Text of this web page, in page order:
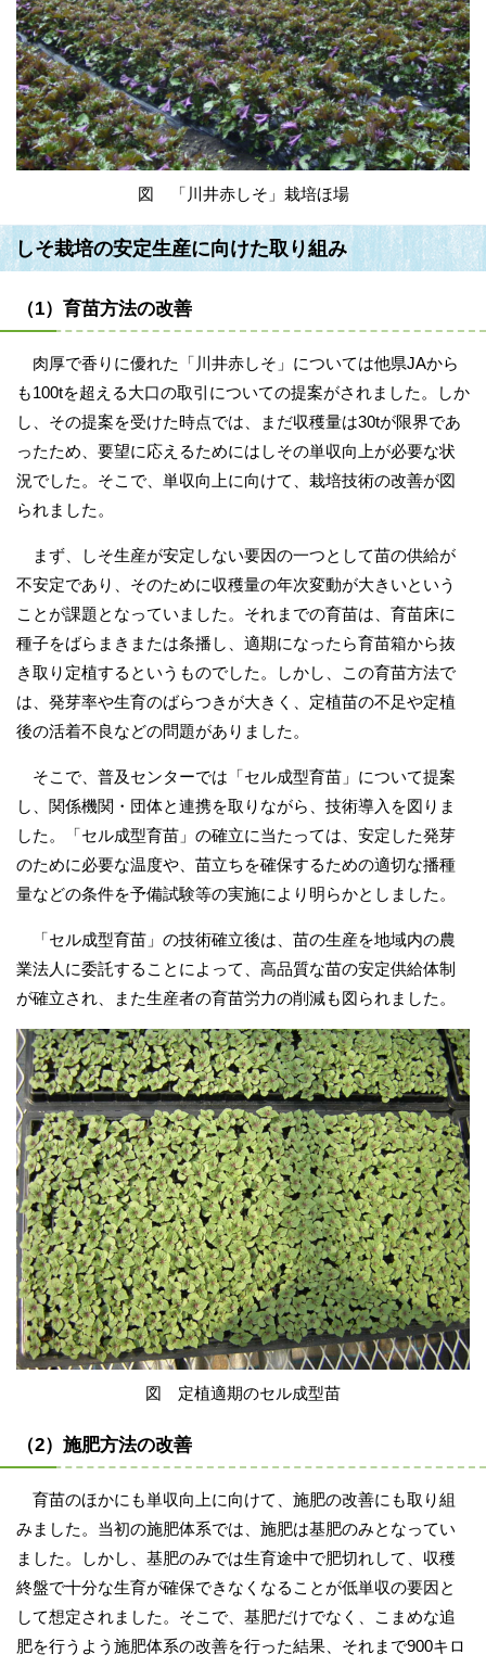
図 「川井赤しそ」栽培ほ場
しそ栽培の安定生産に向けた取り組み
（1）育苗方法の改善
肉厚で香りに優れた「川井赤しそ」については他県JAから
も100tを超える大口の取引についての提案がされました。しか
し、その提案を受けた時点では、まだ収穫量は30tが限界であ
ったため、要望に応えるためにはしその単収向上が必要な状
況でした。そこで、単収向上に向けて、栽培技術の改善が図
られました。
まず、しそ生産が安定しない要因の一つとして苗の供給が
不安定であり、そのために収穫量の年次変動が大きいという
ことが課題となっていました。それまでの育苗は、育苗床に
種子をばらまきまたは条播し、適期になったら育苗箱から抜
き取り定植するというものでした。しかし、この育苗方法で
は、発芽率や生育のばらつきが大きく、定植苗の不足や定植
後の活着不良などの問題がありました。
そこで、普及センターでは「セル成型育苗」について提案
し、関係機関・団体と連携を取りながら、技術導入を図りま
した。「セル成型育苗」の確立に当たっては、安定した発芽
のために必要な温度や、苗立ちを確保するための適切な播種
量などの条件を予備試験等の実施により明らかとしました。
「セル成型育苗」の技術確立後は、苗の生産を地域内の農
業法人に委託することによって、高品質な苗の安定供給体制
が確立され、また生産者の育苗労力の削減も図られました。
図 定植適期のセル成型苗
（2）施肥方法の改善
育苗のほかにも単収向上に向けて、施肥の改善にも取り組
みました。当初の施肥体系では、施肥は基肥のみとなってい
ました。しかし、基肥のみでは生育途中で肥切れして、収穫
終盤で十分な生育が確保できなくなることが低単収の要因と
して想定されました。そこで、基肥だけでなく、こまめな追
肥を行うよう施肥体系の改善を行った結果、それまで900キロ